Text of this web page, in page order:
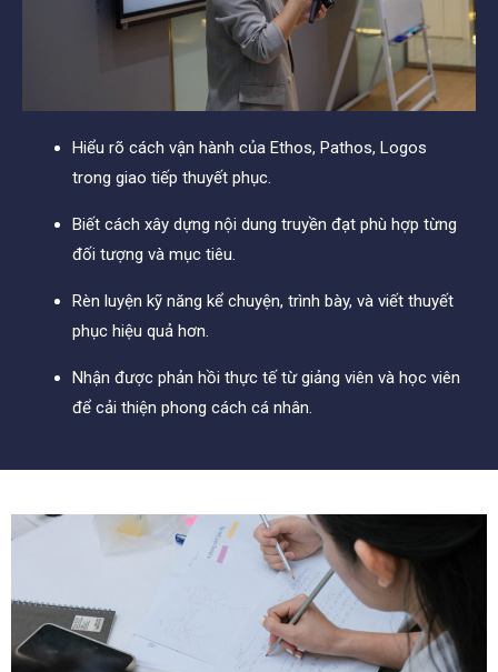
Hiểu rõ cách vận hành của Ethos, Pathos, Logos
trong giao tiếp thuyết phục.
Biết cách xây dựng nội dung truyền đạt phù hợp từng
đối tượng và mục tiêu.
Rèn luyện kỹ năng kể chuyện, trình bày, và viết thuyết
phục hiệu quả hơn.
Nhận được phản hồi thực tế từ giảng viên và học viên
để cải thiện phong cách cá nhân.